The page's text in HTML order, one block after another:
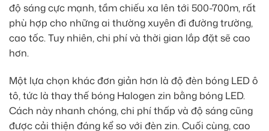
độ sáng cực mạnh, tầm chiếu xa lên tới 500-700m, rất
phù hợp cho những ai thường xuyên đi đường trường,
cao tốc. Tuy nhiên, chi phí và thời gian lắp đặt sẽ cao
hơn.
Một lựa chọn khác đơn giản hơn là độ đèn bóng LED ô
tô, tức là thay thế bóng Halogen zin bằng bóng LED.
Cách này nhanh chóng, chi phí thấp và độ sáng cũng
được cải thiện đáng kể so với đèn zin. Cuối cùng, cao